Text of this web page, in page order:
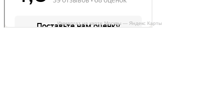
Иммергаз на карте Москвы — Яндекс Карты